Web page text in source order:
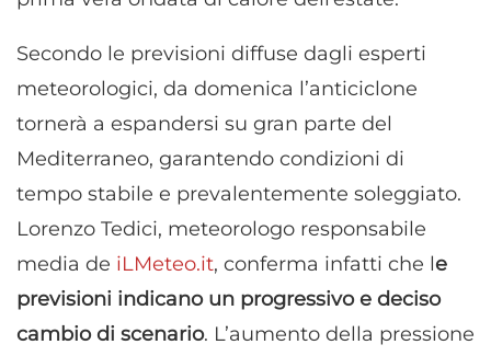
Secondo le previsioni diffuse dagli esperti
meteorologici, da domenica l’anticiclone
tornerà a espandersi su gran parte del
Mediterraneo, garantendo condizioni di
tempo stabile e prevalentemente soleggiato.
Lorenzo Tedici, meteorologo responsabile
media de iLMeteo.it, conferma infatti che le
previsioni indicano un progressivo e deciso
cambio di scenario. L’aumento della pressione